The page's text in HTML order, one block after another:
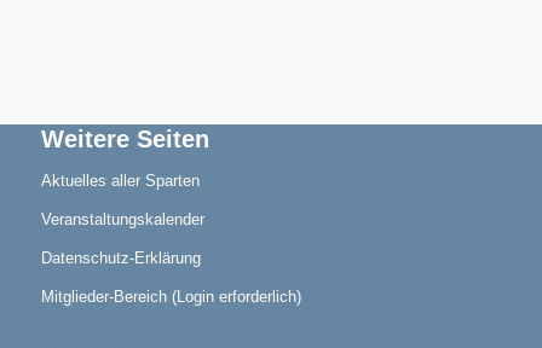
Triathlon
Termine/Training
Weitere Seiten
Aktuelles aller Sparten
Veranstaltungskalender
Datenschutz-Erklärung
Mitglieder-Bereich (Login erforderlich)